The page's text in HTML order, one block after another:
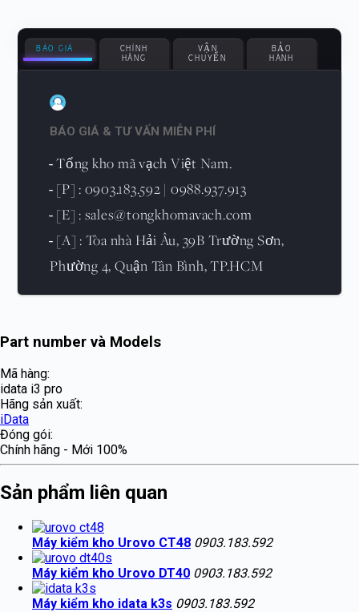
BÁO GIÁ
CHÍNH
HÃNG
VẬN
CHUYỂN
BẢO
HÀNH
BÁO GIÁ & TƯ VẤN MIỄN PHÍ
- Tổng kho mã vạch Việt Nam.
- [P] : 0903.183.592 | 0988.937.913
- [E] : sales@tongkhomavach.com
- [A] : Tòa nhà Hải Âu, 39B Trường Sơn,
Phường 4, Quận Tân Bình, TP.HCM
Part number và Models
Mã hàng:
idata i3 pro
Hãng sản xuất:
iData
Đóng gói:
Chính hãng - Mới 100%
Sản phẩm liên quan
Máy kiểm kho Urovo CT48 0903.183.592
Máy kiểm kho Urovo DT40 0903.183.592
Máy kiểm kho idata k3s 0903.183.592